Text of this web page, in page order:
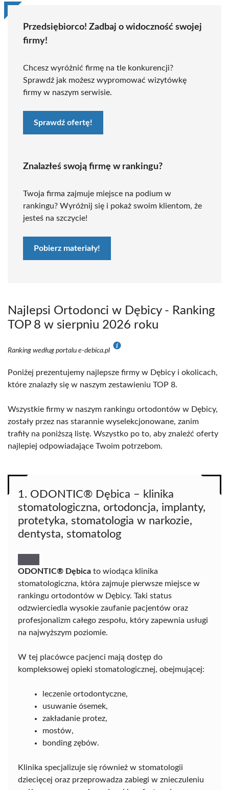
Przedsiębiorco! Zadbaj o widoczność swojej
firmy!
Chcesz wyróżnić firmę na tle konkurencji?
Sprawdź jak możesz wypromować wizytówkę
firmy w naszym serwisie.
Sprawdź ofertę!
Znalazłeś swoją firmę w rankingu?
Twoja firma zajmuje miejsce na podium w
rankingu? Wyróżnij się i pokaż swoim klientom, że
jesteś na szczycie!
Pobierz materiały!
Najlepsi Ortodonci w Dębicy - Ranking
TOP 8 w sierpniu 2026 roku
Ranking według portalu e-debica.pl
Poniżej prezentujemy najlepsze firmy w Dębicy i okolicach,
które znalazły się w naszym zestawieniu TOP 8.
Wszystkie firmy w naszym rankingu ortodontów w Dębicy,
zostały przez nas starannie wyselekcjonowane, zanim
trafiły na poniższą listę. Wszystko po to, aby znaleźć oferty
najlepiej odpowiadające Twoim potrzebom.
1. ODONTIC® Dębica – klinika
stomatologiczna, ortodoncja, implanty,
protetyka, stomatologia w narkozie,
dentysta, stomatolog
ODONTIC® Dębica to wiodąca klinika
stomatologiczna, która zajmuje pierwsze miejsce w
rankingu ortodontów w Dębicy. Taki status
odzwierciedla wysokie zaufanie pacjentów oraz
profesjonalizm całego zespołu, który zapewnia usługi
na najwyższym poziomie.
W tej placówce pacjenci mają dostęp do
kompleksowej opieki stomatologicznej, obejmującej:
leczenie ortodontyczne,
usuwanie ósemek,
zakładanie protez,
mostów,
bonding zębów.
Klinika specjalizuje się również w stomatologii
dziecięcej oraz przeprowadza zabiegi w znieczuleniu